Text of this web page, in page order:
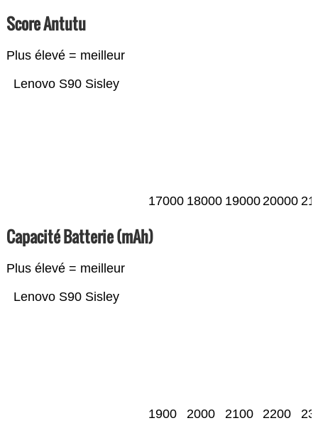
Score Antutu
Plus élevé = meilleur
Lenovo S90 Sisley
17000 18000 1900020000
Capacité Batterie (mAh)
Plus élevé = meilleur
Lenovo S90 Sisley
1900 2000 2100 2200